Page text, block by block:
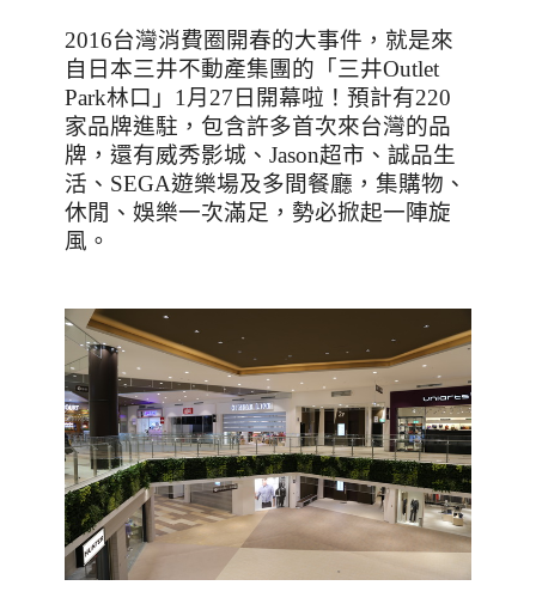
2016台灣消費圈開春的大事件，就是來
自日本三井不動產集團的「三井Outlet
Park林口」 1 月 27 日開幕啦！預計有220
家品牌進駐，包含許多首次來台灣的品
牌，還有威秀影城、 Jason超市、誠品生
活、 SEGA遊樂場及多間餐廳，集購物、
休閒、娛樂一次滿足，勢必掀起一陣旋
風。